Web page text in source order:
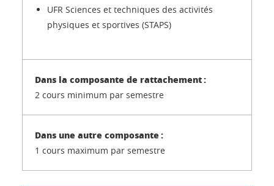
UFR Sciences et techniques des activités
physiques et sportives (STAPS)
2 cours minimum par semestre
1 cours maximum par semestre